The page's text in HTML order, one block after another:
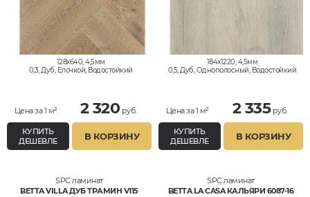
128x640, 4,5мм
0,3, Дуб, Елочкой, Водостойкий
Цена за 1 м² 2 320 руб.
КУПИТЬ
ДЕШЕВЛЕ
В КОРЗИНУ
184x1220, 4,5мм
0,5, Дуб, Однополосный, Водостойкий
Цена за 1 м² 2 335руб.
КУПИТЬ
ДЕШЕВЛЕ
В КОРЗИНУ
SPC ламинат
BETTA VILLA ДУБ ТРАМИН V115
SPC ламинат
BETTA LA CASA КАЛЬЯРИ 6087-16